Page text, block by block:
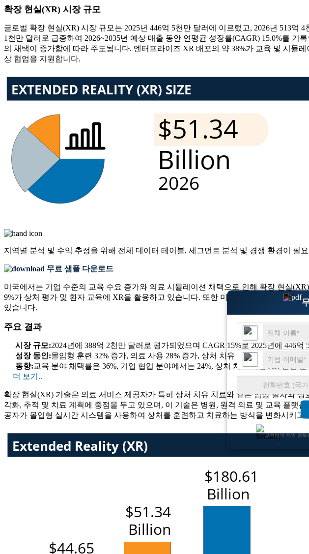
고객님의 개인 정
확장 현실(XR) 시장 규모
글로벌 확장 현실(XR) 시장 규모는 2025년 446억 5천만 달러에 이르렀고, 2026년 513억
1천만 달러로 급증하여 2026~2035년 예상 매출 동안 연평균 성장률(CAGR) 15.0%를
의 채택이 증가함에 따라 주도됩니다. 엔터프라이즈 XR 배포의 약 38%가 교육 및 시뮬
상 협업을 지원합니다.
지역별 분석 및 수익 추정을 위해 전체 데이터 테이블, 세그먼트 분석 및 경쟁 환경이 필
무료 샘플 다운로드
미국에서는 기업 수준의 교육 수요 증가와 의료 시뮬레이션 채택으로 인해 확장 현실
9%가 상처 평가 및 환자 교육에 XR을 활용하고 있습니다. 또한 미국은 정부 투자, 원격
있습니다.
주요 결과
시장 규모:2024년에 388억 2천만 달러로 평가되었으며 CAGR 15%로 2025년에 446
성장 동인:몰입형 훈련 32% 증가, 의료 사용 28% 증가, 상처 치유 관리 시뮬레이션 수요
동향:교육 분야 채택률은 36%, 기업 협업 분야에서는 24%, 상처 치료 기반 AR 진단 분
더 보기..
확장 현실(XR) 기술은 의료 서비스 제공자가 특히 상처 치유 치료와 같은 임상 절차와
각화, 추적 및 치료 계획에 중점을 두고 있으며, 이 기술은 병원, 원격 의료 및 교육 플랫
공자가 몰입형 실시간 시스템을 사용하여 상처를 훈련하고 치료하는 방식을 변화시키고